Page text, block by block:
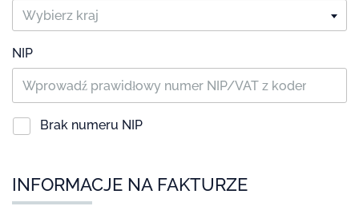
Wybierz kraj
NIP
Brak numeru NIP
INFORMACJE NA FAKTURZE